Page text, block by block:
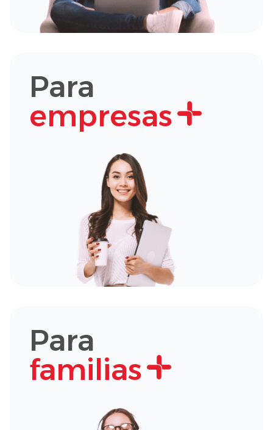
Para
empresas
Para
familias